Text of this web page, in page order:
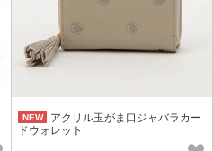
NEW
アクリル玉がま口ジャバラカー
ドウォレット